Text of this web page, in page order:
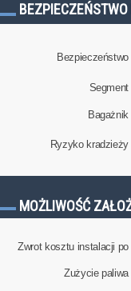
BEZPIECZEŃSTWO
Bezpieczeństwo
Segment
Bagażnik
Ryzyko kradzieży
MOŻLIWOŚĆ
Zwrot kosztu instalacji po
Zużycie paliwa